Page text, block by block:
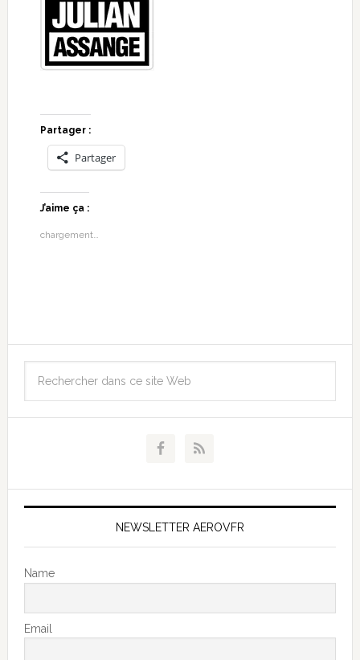
Partager :
Partager
J’aime ça :
chargement…
NEWSLETTER AEROVFR
Name
Email